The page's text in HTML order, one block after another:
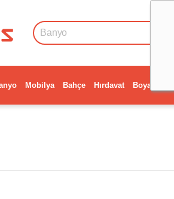
Mobilya Bahçe Hırdavat Boya